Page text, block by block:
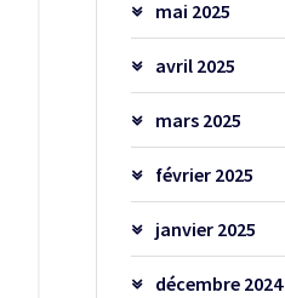
mai 2025
avril 2025
mars 2025
février 2025
janvier 2025
décembre 2024